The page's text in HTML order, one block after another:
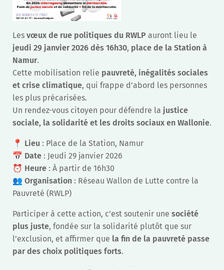
Les vœux de rue politiques du RWLP auront lieu le
jeudi 29 janvier 2026 dès 16h30, place de la Station à
Namur.
Cette mobilisation relie pauvreté, inégalités sociales
et crise climatique, qui frappe d’abord les personnes
les plus précarisées.
Un rendez-vous citoyen pour défendre la justice
sociale, la solidarité et les droits sociaux en Wallonie.
📍 Lieu : Place de la Station, Namur
📅 Date : Jeudi 29 janvier 2026
⏰ Heure : À partir de 16h30
👥 Organisation : Réseau Wallon de Lutte contre la
Pauvreté (RWLP)
Participer à cette action, c’est soutenir une société
plus juste, fondée sur la solidarité plutôt que sur
l’exclusion, et affirmer que la fin de la pauvreté passe
par des choix politiques forts.